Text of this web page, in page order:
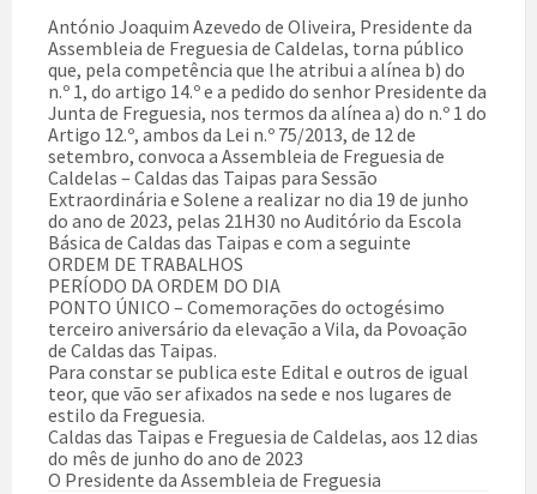
António Joaquim Azevedo de Oliveira, Presidente da
Assembleia de Freguesia de Caldelas, torna público
que, pela competência que lhe atribui a alínea b) do
n.º 1, do artigo 14.º e a pedido do senhor Presidente da
Junta de Freguesia, nos termos da alínea a) do n.º 1 do
Artigo 12.º, ambos da Lei n.º 75/2013, de 12 de
setembro, convoca a Assembleia de Freguesia de
Caldelas – Caldas das Taipas para Sessão
Extraordinária e Solene a realizar no dia 19 de junho
do ano de 2023, pelas 21H30 no Auditório da Escola
Básica de Caldas das Taipas e com a seguinte
ORDEM DE TRABALHOS
PERÍODO DA ORDEM DO DIA
PONTO ÚNICO – Comemorações do octogésimo
terceiro aniversário da elevação a Vila, da Povoação
de Caldas das Taipas.
Para constar se publica este Edital e outros de igual
teor, que vão ser afixados na sede e nos lugares de
estilo da Freguesia.
Caldas das Taipas e Freguesia de Caldelas, aos 12 dias
do mês de junho do ano de 2023
O Presidente da Assembleia de Freguesia